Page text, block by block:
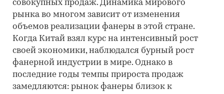
совокупных продаж. Динамика мирового
рынка во многом зависит от изменения
объемов реализации фанеры в этой стране.
Когда Китай взял курс на интенсивный рост
своей экономики, наблюдался бурный рост
фанерной индустрии в мире. Однако в
последние годы темпы прироста продаж
замедляются: рынок фанеры близок к